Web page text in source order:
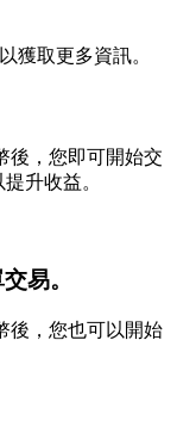
以獲取更多資訊。
後，您即可開始交
升收益。
易。
後，您也可以開始